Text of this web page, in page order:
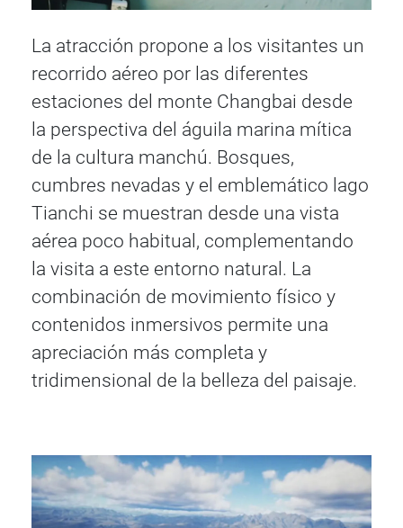
La atracción propone a los visitantes un
recorrido aéreo por las diferentes
estaciones del monte Changbai desde
la perspectiva del águila marina mítica
de la cultura manchú. Bosques,
cumbres nevadas y el emblemático lago
Tianchi se muestran desde una vista
aérea poco habitual, complementando
la visita a este entorno natural. La
combinación de movimiento físico y
contenidos inmersivos permite una
apreciación más completa y
tridimensional de la belleza del paisaje.